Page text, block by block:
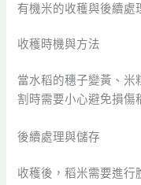
有機米的收穫與後續處
收穫時機與方法
當水稻的穗子變黃、米
割時需要小心避免損傷
後續處理與儲存
收穫後，稻米需要進行